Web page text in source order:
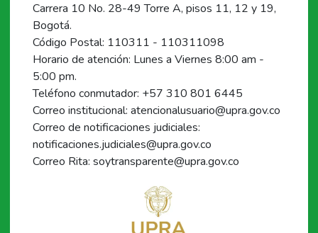
Carrera 10 No. 28-49 Torre A, pisos 11, 12 y 19,
Bogotá.
Código Postal: 110311 - 110311098
Horario de atención: Lunes a Viernes 8:00 am -
5:00 pm.
Teléfono conmutador: +57 310 801 6445
Correo institucional: atencionalusuario@upra.gov.co
Correo de notificaciones judiciales:
notificaciones.judiciales@upra.gov.co
Correo Rita: soytransparente@upra.gov.co